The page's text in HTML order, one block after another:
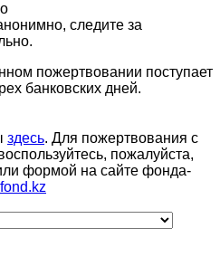
следите за
пожертвовании поступает
банковских дней.
здесь. Для пожертвования с
пожалуйста,
формой на сайте фонда-